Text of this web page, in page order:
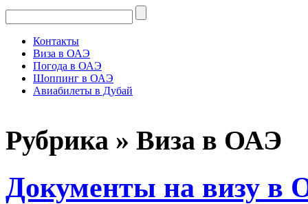
Контакты
Виза в ОАЭ
Погода в ОАЭ
Шоппинг в ОАЭ
Авиабилеты в Дубай
Рубрика » Виза в ОАЭ
Документы на визу в